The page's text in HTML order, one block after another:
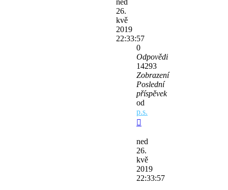
26.
kvě
2019
22:33:57
0
Odpovědi
14293
Zobrazení
Poslední
příspěvek
od
p.s.
ned
26.
kvě
2019
22:33:57